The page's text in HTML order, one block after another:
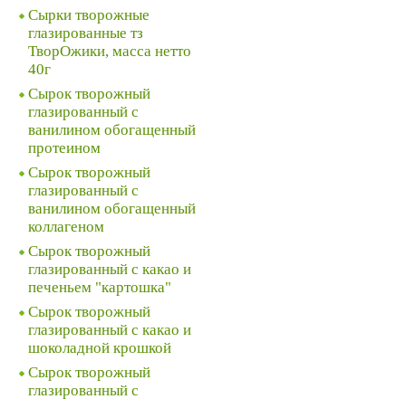
Сырки творожные
глазированные тз
ТворОжики, масса нетто
40г
Сырок творожный
глазированный с
ванилином обогащенный
протеином
Сырок творожный
глазированный с
ванилином обогащенный
коллагеном
Сырок творожный
глазированный с какао и
печеньем "картошка"
Сырок творожный
глазированный с какао и
шоколадной крошкой
Сырок творожный
глазированный с